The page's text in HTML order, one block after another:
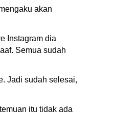
akan
Instagram dia
Semua sudah
Jadi sudah selesai,
itu tidak ada